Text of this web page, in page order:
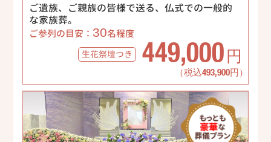
ご遺族、ご親族の皆様で送る、仏式での一般的
な家族葬。
ご参列の目安： 30名程度
生花祭壇つき 449,000 円
（税込493,900円）